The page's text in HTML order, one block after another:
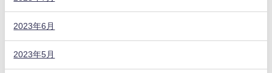
2023年6月
2023年5月